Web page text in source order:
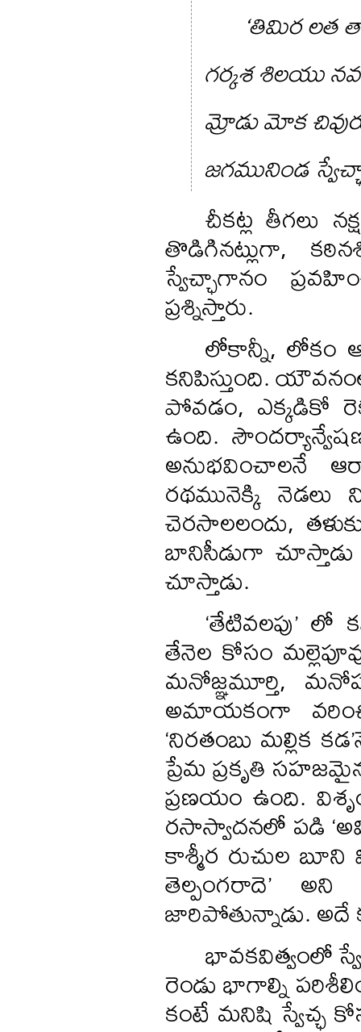
‘తిమిర లత
గర్కశ శిలయు
మ్రోడు మోక
జగమునిండ
చీకట్ల తీగలు
తొడిగినట్లుగా,
స్వేచ్ఛాగానం
ప్రశ్నిస్తారు.
లోకాన్నీ, లోకం
కనిపిస్తుంది.
పోవడం, ఎక్కడికో
ఉంది.
అనుభవించాలనే
రథమునెక్కి
చెరసాలలందు,
బానిసీడుగా
చూస్తాడు.
‘తేటివలపు’
తేనెల కోసం
మనోజ్ఞమూర్తి,
అమాయకంగా
‘నిరతంబు మల్లిక
ప్రేమ ప్రకృతి
ప్రణయం ఉంది.
రసాస్వాదనలో పడి
కాశ్మీర రుచుల
తెల్పంగరాదె’
జారిపోతున్నాడు. అదే
భావకవిత్వంలో
రెండు భాగాల్ని
కంటే మనిషి స్వేచ్ఛ